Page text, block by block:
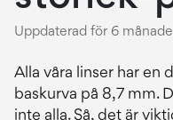
Uppdaterad för 6
Alla våra linser har en
baskurva på 8,7 mm.
inte alla. Så, det är